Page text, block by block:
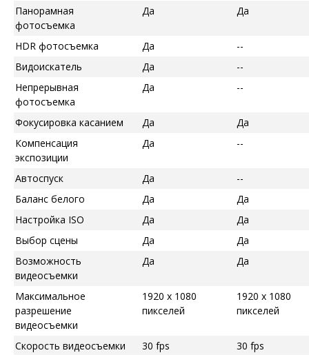
Панорамная
фотосъемка
Да Да
HDR фотосъемка Да
--
Видоискатель
Да
--
Непрерывная
фотосъемка
Да --
Фокусировка касанием Да
Да
Компенсация
экспозиции
Да --
Автоспуск Да
--
Баланс белого
Да
Да
Настройка ISO
Да
Да
Выбор сцены
Да
Да
Возможность
видеосъемки
Да Да
Максимальное
разрешение
видеосъемки
1920 x 1080
пикселей
1920 x 1080
пикселей
Скорость видеосъемки 30 fps
30 fps